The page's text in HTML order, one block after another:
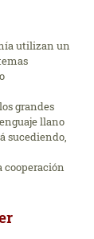
utilizan un
grandes
llano
sucediendo,
cooperación